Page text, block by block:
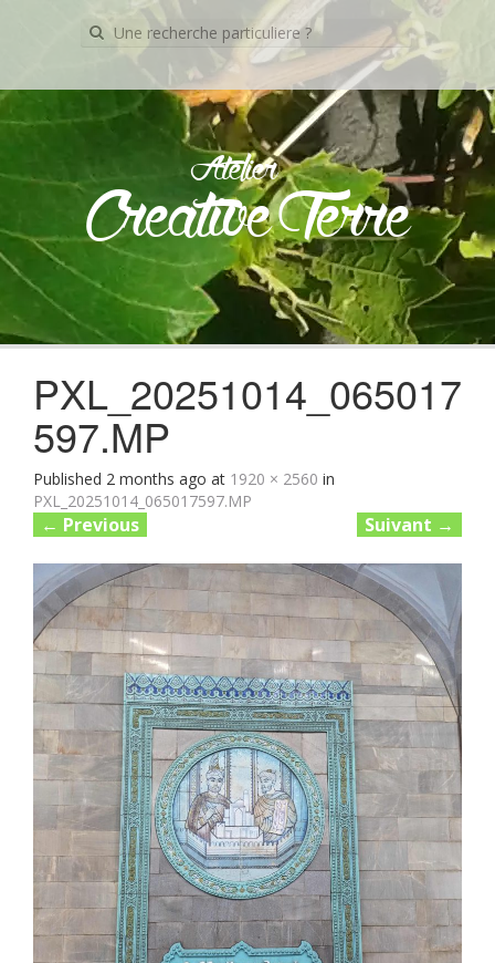
Recherche
pour:
Atelier
Creative Terre
Skip
to
PXL_20251014_065017
597.MP
Published 2 months ago at 1920 × 2560 in
PXL_20251014_065017597.MP
← Previous Suivant →